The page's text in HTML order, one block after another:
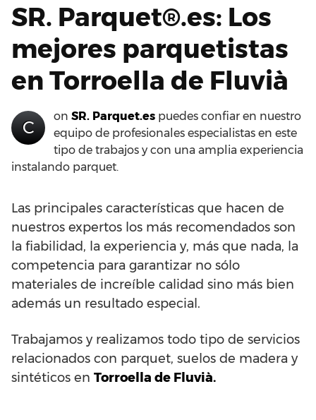
SR. Parquet®.es: Los
mejores parquetistas
en Torroella de Fluvià
C
on SR. Parquet.es puedes confiar en nuestro
equipo de profesionales especialistas en este
tipo de trabajos y con una amplia experiencia
instalando parquet.
Las principales características que hacen de
nuestros expertos los más recomendados son
la fiabilidad, la experiencia y, más que nada, la
competencia para garantizar no sólo
materiales de increíble calidad sino más bien
además un resultado especial.
Trabajamos y realizamos todo tipo de servicios
relacionados con parquet, suelos de madera y
sintéticos en Torroella de Fluvià.